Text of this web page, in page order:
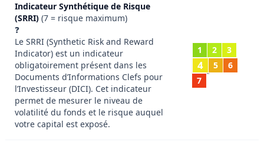
Indicateur Synthétique de Risque
(SRRI) (7 = risque maximum)
❓
Le SRRI (Synthetic Risk and Reward
Indicator) est un indicateur
obligatoirement présent dans les
Documents d’Informations Clefs pour
l’Investisseur (DICI). Cet indicateur
permet de mesurer le niveau de
volatilité du fonds et le risque auquel
votre capital est exposé.
1 2 3
4 5
6
7